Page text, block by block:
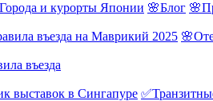
и курорты Японии 🌸Блог
въезда на Маврикий 2025
въезда
выставок в Сингапуре